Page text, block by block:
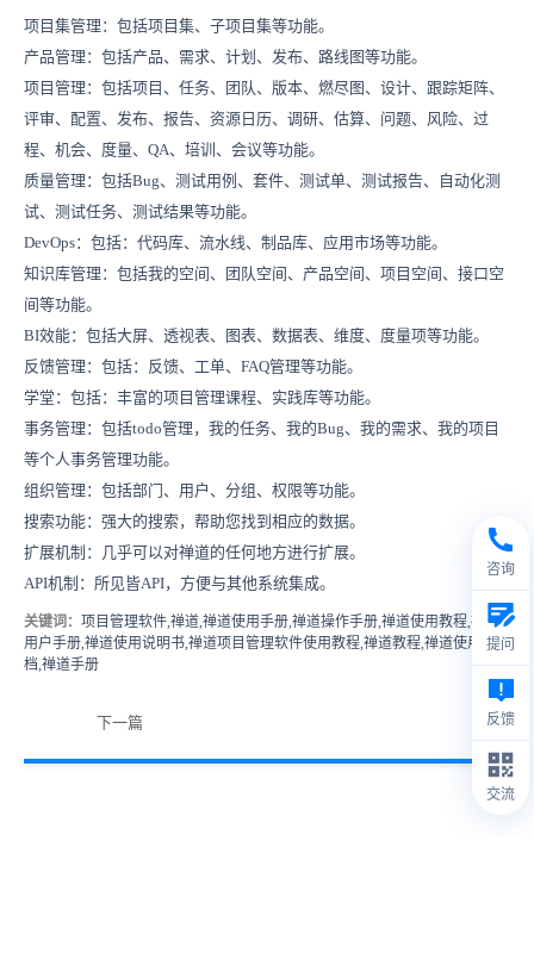
项目集管理：包括项目集、子项目集等功能。
产品管理：包括产品、需求、计划、发布、路线图等功能。
项目管理：包括项目、任务、团队、版本、燃尽图、设计、跟踪矩阵、
评审、配置、发布、报告、资源日历、调研、估算、问题、风险、过
程、机会、度量、QA、培训、会议等功能。
质量管理：包括Bug、测试用例、套件、测试单、测试报告、自动化测
试、测试任务、测试结果等功能。
DevOps：包括：代码库、流水线、制品库、应用市场等功能。
知识库管理：包括我的空间 、团队空间 、产品空间、项目空间、接口空
间等功能。
BI效能： 包括大屏、透视表、图表、数据表、维度、度量项等功能。
反馈管理：包括：反馈、工单、FAQ管理等功能。
学堂：包括：丰富的项目管理课程、实践库等功能。
事务管理：包括todo管理，我的任务、我的Bug、我的需求、我的项目
等个人事务管理功能。
组织管理：包括部门、用户、分组、权限等功能。
搜索功能：强大的搜索，帮助您找到相应的数据。
扩展机制：几乎可以对禅道的任何地方进行扩展。
API机制：所见皆API，方便与其他系统集成。
关键词 ：项目管理软件,禅道,禅道使用手册,禅道操作手册,禅道使用教程,禅道
用户手册,禅道使用说明书,禅道项目管理软件使用教程,禅道教程,禅道使用文
档,禅道手册
下一篇
咨询
提问
反馈
交流